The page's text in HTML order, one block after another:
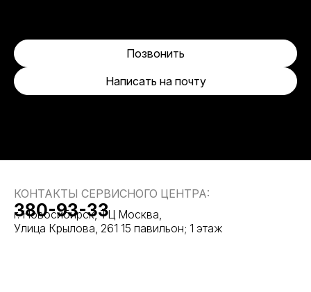
Написать на почту
Позвонить
КОНТАКТЫ СЕРВИСНОГО ЦЕНТРА:
г. Новосибирск, ТЦ Москва,
Улица Крылова, 261 15 павильон; 1 этаж
380-93-33